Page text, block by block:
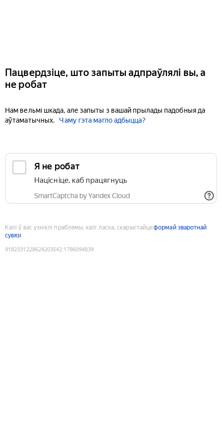
Пацвердзіце, што запыты адпраўлялі вы, а
не робат
Нам вельмі шкада, але запыты з вашай прылады падобныя да
аўтаматычных.
Чаму гэта магло адбыцца?
Я не робат
Націсніце, каб працягнуць
SmartCaptcha by Yandex Cloud
Калі ў вас узніклі праблемы, калі ласка, скарыстайцеформай зваротнай
сувязі
9182331228624203542:1786094839